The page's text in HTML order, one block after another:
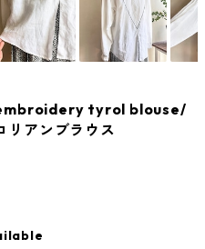
tyrol blouse/
リアンブラウス